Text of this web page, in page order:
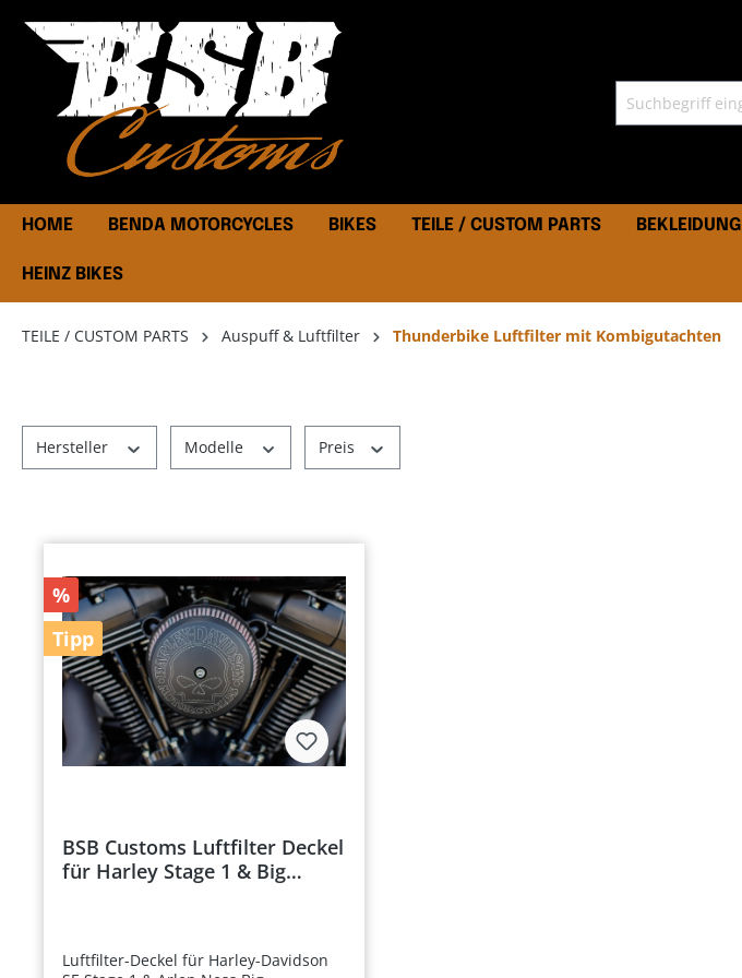
HOME BENDA MOTORCYCLES BIKES TEILE / CUSTOM PARTS BEKLEIDUNG
HEINZ BIKES
TEILE / CUSTOM PARTS Auspuff & Luftfilter Thunderbike Luftfilter mit Kombigutachten
Hersteller Modelle Preis
%
Tipp
BSB Customs Luftfilter Deckel
für Harley Stage 1 & Big
Luftfilter-Deckel für Harley-Davidson